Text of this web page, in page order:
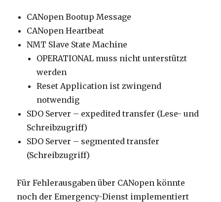
CANopen Bootup Message
CANopen Heartbeat
NMT Slave State Machine
OPERATIONAL muss nicht unterstützt
werden
Reset Application ist zwingend
notwendig
SDO Server – expedited transfer (Lese- und
Schreibzugriff)
SDO Server – segmented transfer
(Schreibzugriff)
Für Fehlerausgaben über CANopen könnte
noch der Emergency-Dienst implementiert